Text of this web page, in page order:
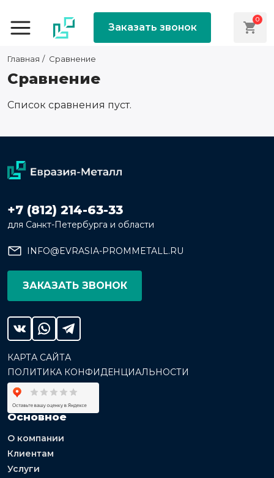
Заказать звонок
0
Главная Cравнение
Cравнение
Список сравнения пуст.
+7 (812) 214-63-33
для Санкт-Петербурга и области
INFO@EVRASIA-PROMMETALL.RU
ЗАКАЗАТЬ ЗВОНОК
КАРТА САЙТА
ПОЛИТИКА КОНФИДЕНЦИАЛЬНОСТИ
Основное
О компании
Клиентам
Услуги